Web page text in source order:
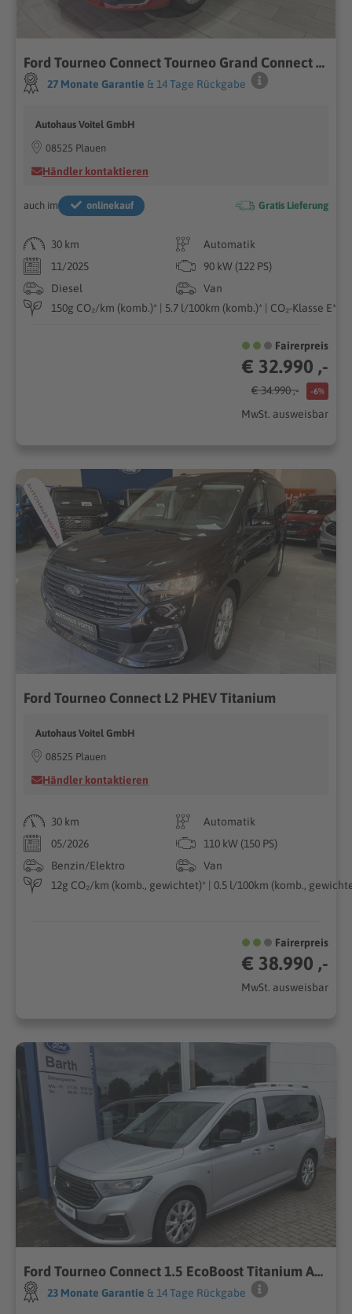
Ford Tourneo Connect Tourneo Grand Connect Tit. 2,0l
27 Monate Garantie & 14 Tage Rückgabe
Autohaus Voitel GmbH
08525 Plauen
Händler kontaktieren
auch im onlinekauf Gratis Lieferung
30 km
Automatik
11/2025
90 kW (122 PS)
Diesel
Van
150g CO₂/km (komb.)* | 5.7 l/100km (komb.)* | CO₂-Klasse E*
Fairerpreis
€ 32.990 ,-
€ 34.990 ,- -6%
MwSt. ausweisbar
Ford Tourneo Connect L2 PHEV Titanium
Autohaus Voitel GmbH
08525 Plauen
Händler kontaktieren
30 km
Automatik
05/2026
110 kW (150 PS)
Benzin/Elektro
Van
12g CO₂/km (komb., gewichtet)* | 0.5 l/100km (komb.,
Fairerpreis
€ 38.990 ,-
MwSt. ausweisbar
Ford Tourneo Connect 1.5 EcoBoost Titanium ACC
23 Monate Garantie & 14 Tage Rückgabe